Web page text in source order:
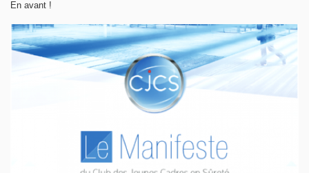
En avant !